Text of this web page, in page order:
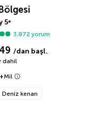
5*
3.872 yorum
/dan başl.
dahil
+Mil
Deniz kenarı